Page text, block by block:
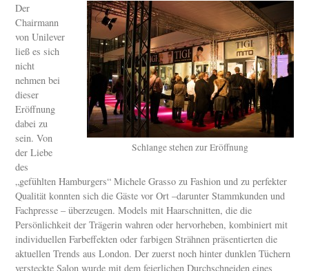
Schlange stehen zur Eröffnung
Der
Chairmann
von Unilever
ließ es sich
nicht
nehmen bei
dieser
Eröffnung
dabei zu
sein. Von
der Liebe
des
„gefühlten Hamburgers“ Michele Grasso zu Fashion und zu perfekter
Qualität konnten sich die Gäste vor Ort –darunter Stammkunden und
Fachpresse – überzeugen. Models mit Haarschnitten, die die
Persönlichkeit der Trägerin wahren oder hervorheben, kombiniert mit
individuellen Farbeffekten oder farbigen Strähnen präsentierten die
aktuellen Trends aus London. Der zuerst noch hinter dunklen Tüchern
versteckte Salon wurde mit dem feierlichen Durchschneiden eines